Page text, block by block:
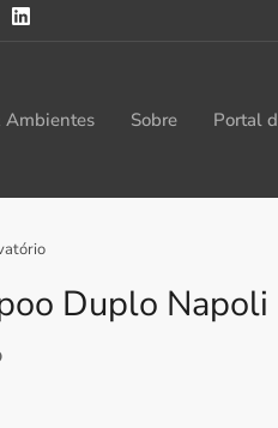
Ambientes Sobre Portal
Duplo Napoli